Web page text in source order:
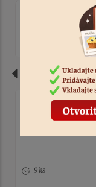
> 10